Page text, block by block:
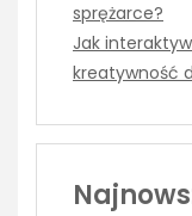
sprężarce?
Jak
kreatywność